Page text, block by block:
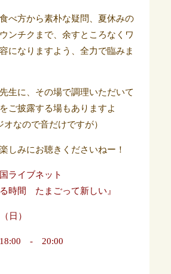
べ方から素朴な疑問、夏休みの
ンチクまで、余すところなくワ
になりますよう、全力で臨みま
生に、その場で調理いただいて
ご披露する場もありますよ
なので音だけですが）
しみにお聴きくださいねー！
ライブネット
る時間 たまごって新しい』
日）
18:00 - 20:00